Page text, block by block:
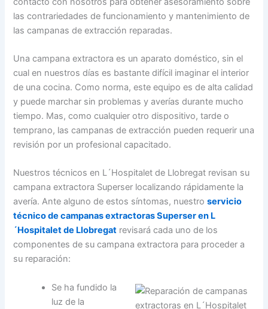
las contrariedades de funcionamiento y mantenimiento de
las campanas de extracción reparadas.
Una campana extractora es un aparato doméstico, sin el
cual en nuestros días es bastante difícil imaginar el interior
de una cocina. Como norma, este equipo es de alta calidad
y puede marchar sin problemas y averías durante mucho
tiempo. Mas, como cualquier otro dispositivo, tarde o
temprano, las campanas de extracción pueden requerir una
revisión por un profesional capacitado.
Nuestros técnicos en L´Hospitalet de Llobregat revisan su
campana extractora Superser localizando rápidamente la
avería. Ante alguno de estos síntomas, nuestroservicio
técnico de campanas extractoras Superser en L
´Hospitalet de Llobregat revisará cada uno de los
componentes de su campana extractora para proceder a
su reparación:
Se ha fundido la
luz de la